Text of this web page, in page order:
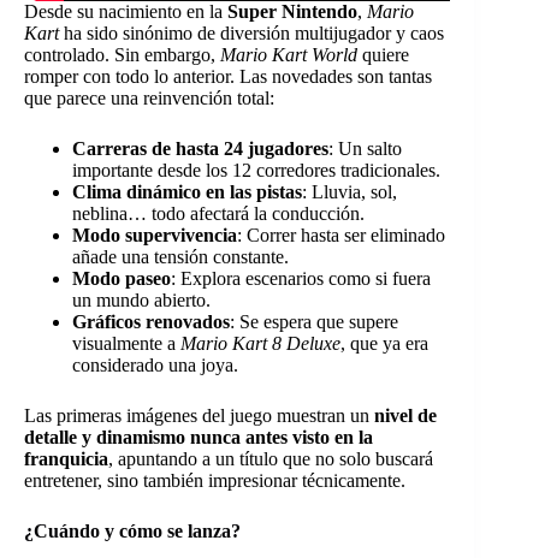
Desde su nacimiento en la Super Nintendo, Mario
Kartha sido sinónimo de diversión multijugador y caos
controlado. Sin embargo, Mario Kart World quiere
romper con todo lo anterior. Las novedades son tantas
que parece una reinvención total:
Carreras de hasta 24 jugadores: Un salto
importante desde los 12 corredores tradicionales.
Clima dinámico en las pistas: Lluvia, sol,
neblina… todo afectará la conducción.
Modo supervivencia: Correr hasta ser eliminado
añade una tensión constante.
Modo paseo: Explora escenarios como si fuera
un mundo abierto.
Gráficos renovados: Se espera que supere
visualmente a Mario Kart 8 Deluxe, que ya era
considerado una joya.
Las primeras imágenes del juego muestran un nivel de
detalle y dinamismo nunca antes visto en la
franquicia, apuntando a un título que no solo buscará
entretener, sino también impresionar técnicamente.
¿Cuándo y cómo se lanza?